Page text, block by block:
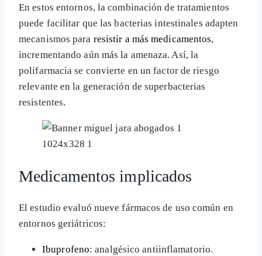
En estos entornos, la combinación de tratamientos
puede facilitar que las bacterias intestinales adapten
mecanismos para resistir a más medicamentos,
incrementando aún más la amenaza. Así, la
polifarmacia se convierte en un factor de riesgo
relevante en la generación de superbacterias
resistentes.
Medicamentos implicados
El estudio evaluó nueve fármacos de uso común en
entornos geriátricos:
Ibuprofeno: analgésico antiinflamatorio.